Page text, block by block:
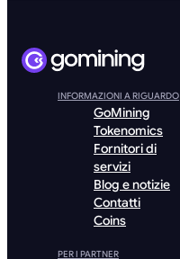
INFORMAZIONI A RIGUARDO
GoMining
Tokenomics
Fornitori di
servizi
Blog e notizie
Contatti
Coins
PER I PARTNER